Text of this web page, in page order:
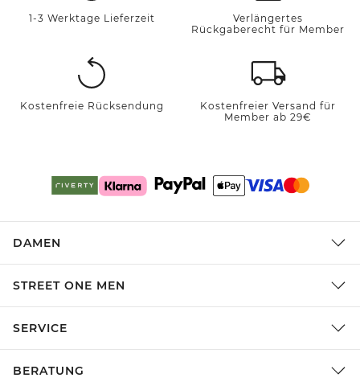
1-3 Werktage Lieferzeit
Verlängertes
Rückgaberecht für Member
Kostenfreie Rücksendung
Kostenfreier Versand für
Member ab 29€
DAMEN
STREET ONE MEN
SERVICE
BERATUNG